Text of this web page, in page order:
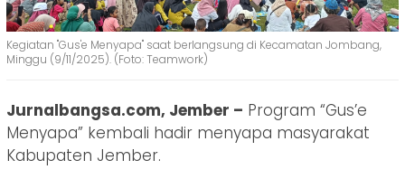
Kegiatan "Gus'e Menyapa" saat berlangsung di Kecamatan Jombang,
Minggu (9/11/2025). (Foto: Teamwork)
Jurnalbangsa.com, Jember – Program “Gus’e
Menyapa” kembali hadir menyapa masyarakat
Kabupaten Jember.